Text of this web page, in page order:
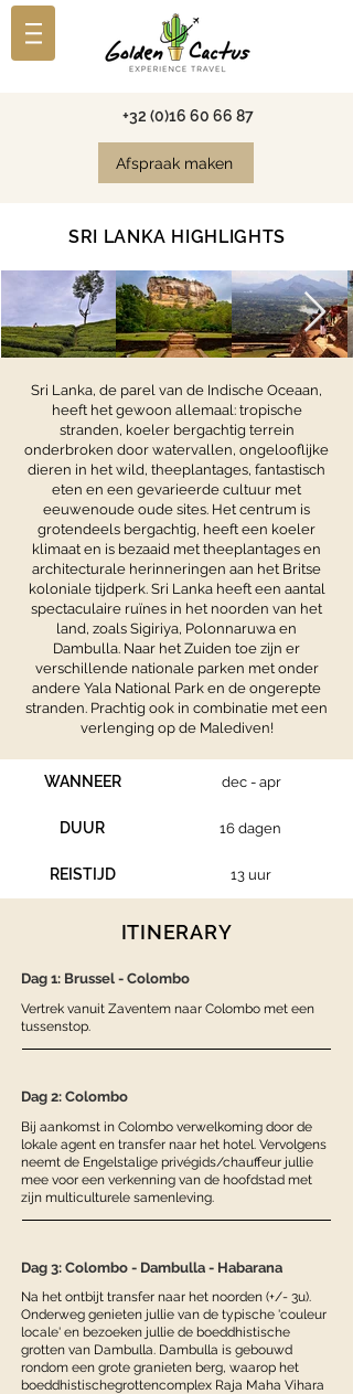
+32 (0)16 60 66 87
Afspraak maken
SRI LANKA HIGHLIGHTS
Sri Lanka, de parel van de Indische Oceaan,
heeft het gewoon allemaal: tropische
stranden, koeler bergachtig terrein
onderbroken door watervallen, ongelooflijke
dieren in het wild, theeplantages, fantastisch
eten en een gevarieerde cultuur met
eeuwenoude oude sites. Het centrum is
grotendeels bergachtig, heeft een koeler
klimaat en is bezaaid met theeplantages en
architecturale herinneringen aan het Britse
koloniale tijdperk. Sri Lanka heeft een aantal
spectaculaire ruïnes in het noorden van het
land, zoals Sigiriya, Polonnaruwa en
Dambulla. Naar het Zuiden toe zijn er
verschillende nationale parken met onder
andere Yala National Park en de ongerepte
stranden. Prachtig ook in combinatie met een
verlenging op de Malediven!
WANNEER dec - apr
DUUR 16 dagen
REISTIJD 13 uur
ITINERARY
Dag 1: Brussel - Colombo
Vertrek vanuit Zaventem naar Colombo met een
tussenstop.
Dag 2: Colombo
Bij aankomst in Colombo verwelkoming door de
lokale agent en transfer naar het hotel. Vervolgens
neemt de Engelstalige privégids/chauffeur jullie
mee voor een verkenning van de hoofdstad met
zijn multiculturele samenleving.
Dag 3: Colombo - Dambulla - Habarana
Na het ontbijt transfer naar het noorden (+/- 3u).
Onderweg genieten jullie van de typische 'couleur
locale' en bezoeken jullie de boeddhistische
grotten van Dambulla. Dambulla is gebouwd
rondom een grote granieten berg, waarop het
boeddhistischegrottencomplex Raja Maha Vihara